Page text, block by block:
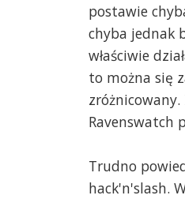
postawie
chyba jednak
właściwie
to można się
Ravenswatch
Trudno
hack'n'slash.